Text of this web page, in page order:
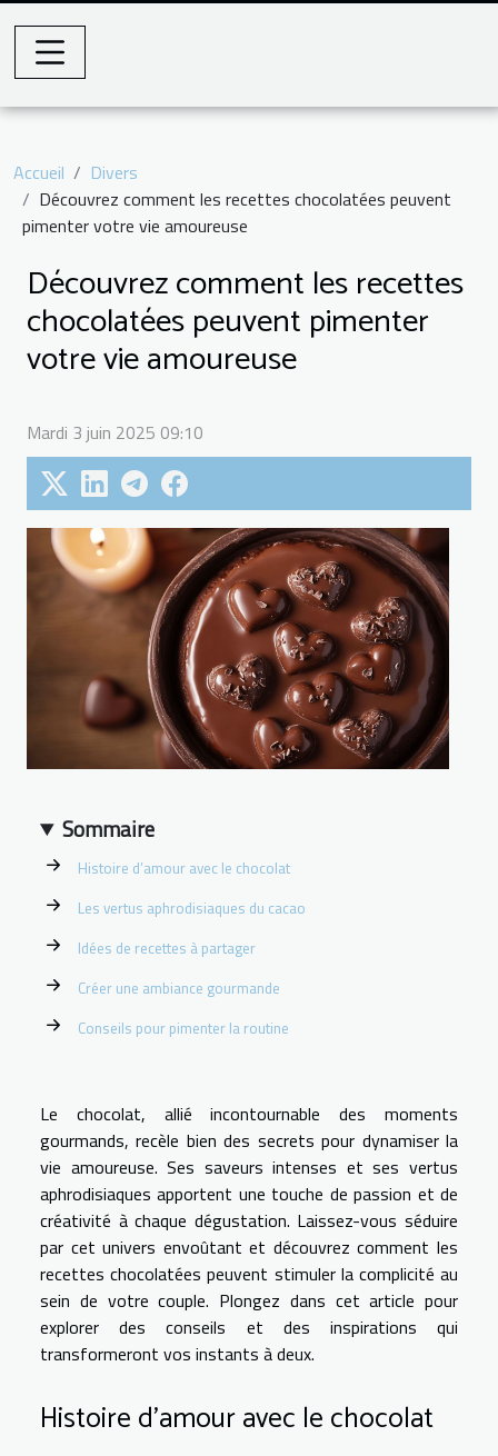
Accueil
Divers
Découvrez comment les recettes chocolatées peuvent
pimenter votre vie amoureuse
Découvrez comment les recettes
chocolatées peuvent pimenter
votre vie amoureuse
Mardi 3 juin 2025 09:10
Sommaire
Histoire d’amour avec le chocolat
Les vertus aphrodisiaques du cacao
Idées de recettes à partager
Créer une ambiance gourmande
Conseils pour pimenter la routine
Le chocolat, allié incontournable des moments
gourmands, recèle bien des secrets pour dynamiser la
vie amoureuse. Ses saveurs intenses et ses vertus
aphrodisiaques apportent une touche de passion et de
créativité à chaque dégustation. Laissez-vous séduire
par cet univers envoûtant et découvrez comment les
recettes chocolatées peuvent stimuler la complicité au
sein de votre couple. Plongez dans cet article pour
explorer des conseils et des inspirations qui
transformeront vos instants à deux.
Histoire d’amour avec le chocolat